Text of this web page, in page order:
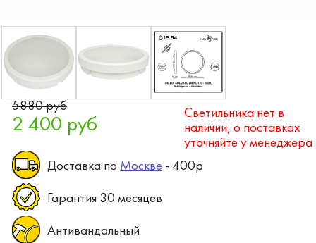
5880 руб
2 400 руб
Светильника нет в
наличии, о поставках
уточняйте у менеджера
Доставка по Москве - 400р
Гарантия 30 месяцев
Антивандальный